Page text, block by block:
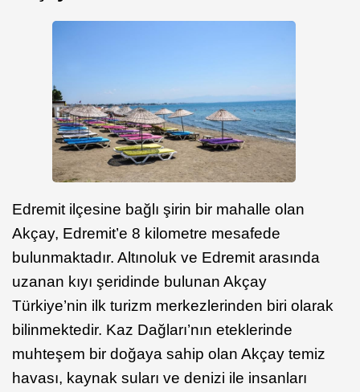
Edremit ilçesine bağlı şirin bir mahalle olan
Akçay, Edremit’e 8 kilometre mesafede
bulunmaktadır. Altınoluk ve Edremit arasında
uzanan kıyı şeridinde bulunan Akçay
Türkiye’nin ilk turizm merkezlerinden biri olarak
bilinmektedir. Kaz Dağları’nın eteklerinde
muhteşem bir doğaya sahip olan Akçay temiz
havası, kaynak suları ve denizi ile insanları